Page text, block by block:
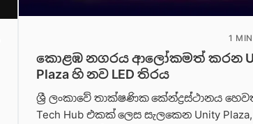
1
කොළඹ නගරය ආලෝකමත් කරන
Plaza හි නව LED තිරය
ශ්‍රී ලංකාවේ තාක්ෂණික කේන්ද්‍රස්ථානය
Tech Hub එකක් ලෙස සැලකෙන Unity Plaza,